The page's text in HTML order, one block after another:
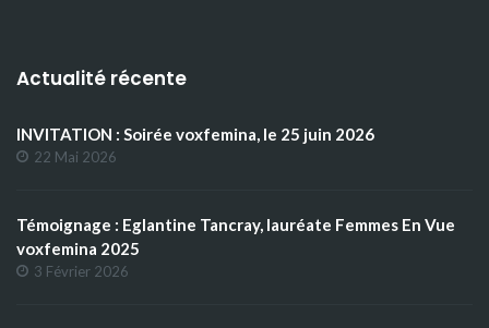
Actualité récente
INVITATION : Soirée voxfemina, le 25 juin 2026
22 Mai 2026
Témoignage : Eglantine Tancray, lauréate Femmes En Vue
voxfemina 2025
3 Février 2026